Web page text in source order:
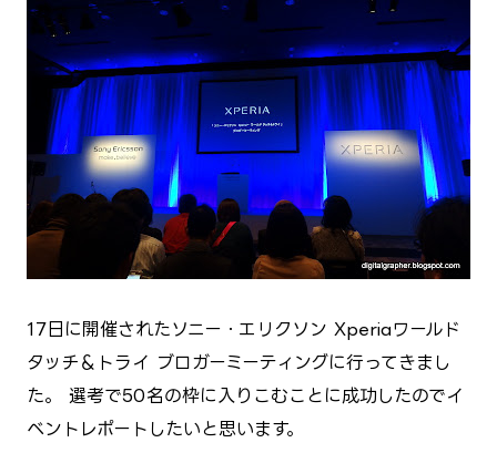
17日に開催されたソニー・エリクソン Xperiaワールド
タッチ＆トライ ブロガーミーティングに行ってきまし
た。 選考で50名の枠に入りこむことに成功したのでイ
ベントレポートしたいと思います。